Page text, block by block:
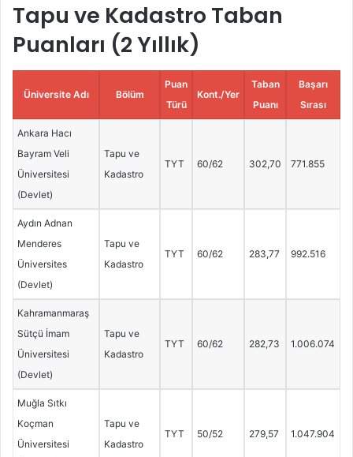
Tapu ve Kadastro Taban
Puanları (2 Yıllık)
Üniversite Adı Bölüm
Puan
Türü
Kont./Yer
Taban
Puanı
Başarı
Sırası
Ankara Hacı
Bayram Veli
Üniversitesi
(Devlet)
Tapu ve
Kadastro
TYT 60/62 302,70 771.855
Aydın Adnan
Menderes
Üniversites
(Devlet)
Tapu ve
Kadastro
TYT 60/62 283,77 992.516
Kahramanmaraş
Sütçü İmam
Üniversitesi
(Devlet)
Tapu ve
Kadastro
TYT 60/62 282,73 1.006.074
Muğla Sıtkı
Koçman
Üniversitesi
Tapu ve
Kadastro
TYT 50/52 279,57 1.047.904